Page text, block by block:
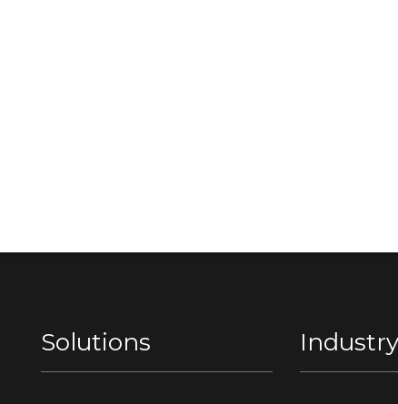
Solutions Industry